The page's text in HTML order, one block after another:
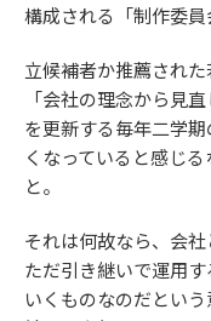
構成される「制作委員
立候補者か推薦され
「会社の理念から見
を更新する毎年二学
くなっていると感じる
と。
それは何故なら、会
ただ引き継いで運用
いくものなのだという